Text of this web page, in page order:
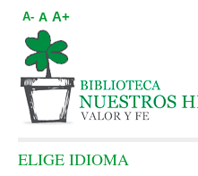
A- A A+
ELIGE IDIOMA